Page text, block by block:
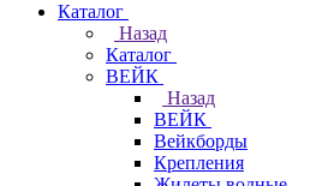
Каталог
Назад
Каталог
ВЕЙК
Назад
ВЕЙК
Вейкборды
Крепления